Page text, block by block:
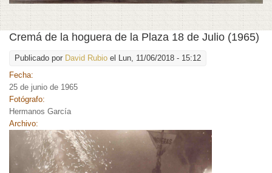
Cremá de la hoguera de la Plaza 18 de Julio (1965)
Publicado por David Rubio el Lun, 11/06/2018 - 15:12
Fecha:
25 de junio de 1965
Fotógrafo:
Hermanos García
Archivo: